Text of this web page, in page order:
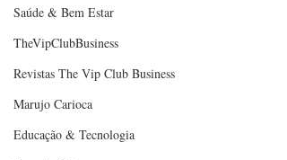
Saúde & Bem Estar
TheVipClubBusiness
Revistas The Vip Club Business
Marujo Carioca
Educação & Tecnologia